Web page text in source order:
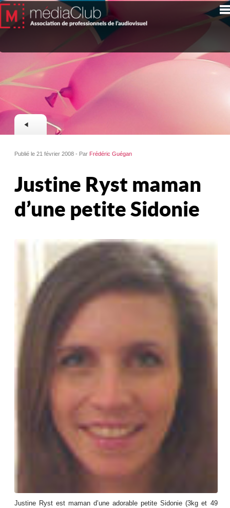
Publié le 21 février 2008 - Par Frédéric Guégan
Justine Ryst maman
d’une petite Sidonie
Justine Ryst est maman d’une adorable petite Sidonie (3kg et 49